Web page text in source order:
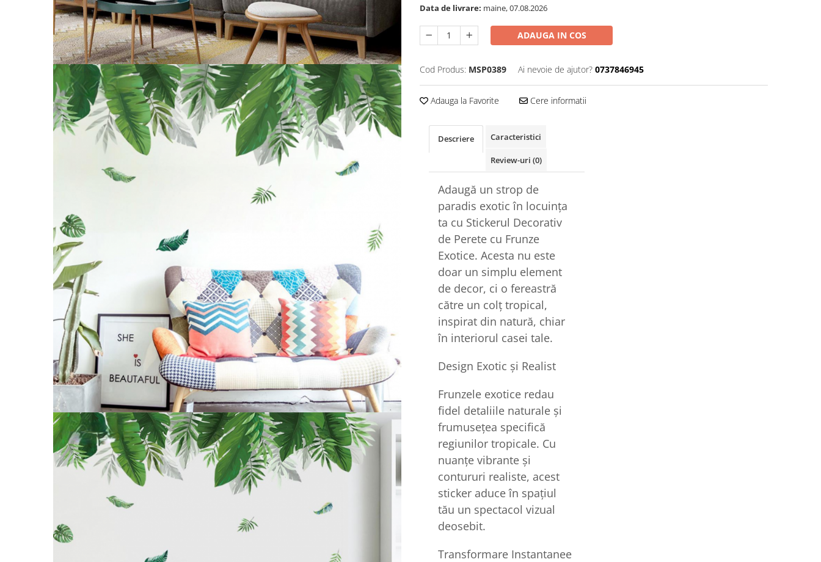
Data de livrare: maine, 07.08.2026
ADAUGA IN COS
Cod Produs: MSP0389 Ai nevoie de ajutor? 0737846945
Adauga la Favorite Cere informatii
Descriere Caracteristici
Review-uri (0)
Adaugă un strop de
paradis exotic în locuința
ta cu Stickerul Decorativ
de Perete cu Frunze
Exotice. Acesta nu este
doar un simplu element
de decor, ci o fereastră
către un colț tropical,
inspirat din natură, chiar
în interiorul casei tale.
Design Exotic și Realist
Frunzele exotice redau
fidel detaliile naturale și
frumusețea specifică
regiunilor tropicale. Cu
nuanțe vibrante și
contururi realiste, acest
sticker aduce în spațiul
tău un spectacol vizual
deosebit.
Transformare Instantanee